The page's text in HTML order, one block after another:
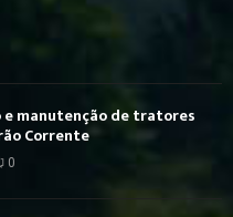
e manutenção de tratores
Corrente
0